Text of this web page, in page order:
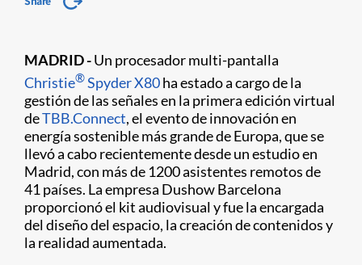
MADRID -Un procesador multi-pantalla
Christie®Spyder X80ha estado a cargo de la
gestión de las señales en la primera edición virtual
deTBB.Connect, el evento de innovación en
energía sostenible más grande de Europa, que se
llevó a cabo recientemente desde un estudio en
Madrid, con más de 1200 asistentes remotos de
41 países. La empresa Dushow Barcelona
proporcionó el kit audiovisual y fue la encargada
del diseño del espacio, la creación de contenidos y
la realidad aumentada.